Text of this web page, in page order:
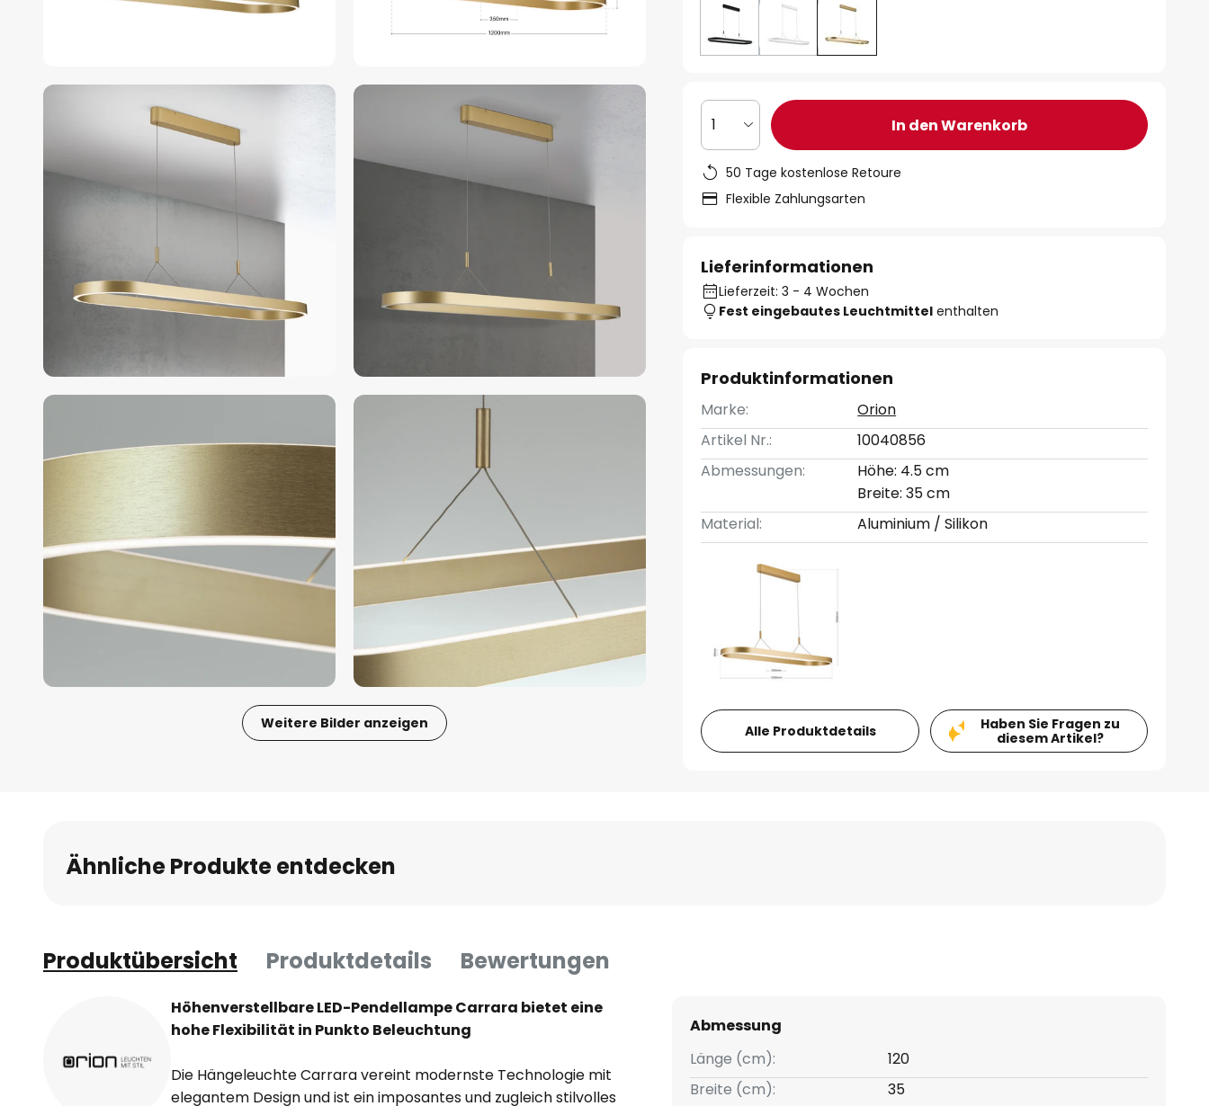
Weitere Bilder anzeigen
1 In den Warenkorb
50 Tage kostenlose Retoure
Flexible Zahlungsarten
Lieferinformationen
Lieferzeit: 3 - 4 Wochen
Fest eingebautes Leuchtmittel enthalten
Produktinformationen
Marke:
Orion
Artikel Nr.:
10040856
Abmessungen:
Höhe: 4.5 cm
Breite: 35 cm
Material:
Aluminium / Silikon
Alle Produktdetails
Haben Sie Fragen zu
diesem Artikel?
Ähnliche Produkte entdecken
Produktübersicht Produktdetails Bewertungen
Höhenverstellbare LED-Pendellampe Carrara bietet eine
hohe Flexibilität in Punkto Beleuchtung
Die Hängeleuchte Carrara vereint modernste Technologie mit
elegantem Design und ist ein imposantes und zugleich stilvolles
Abmessung
Länge (cm):
120
Breite (cm):
35